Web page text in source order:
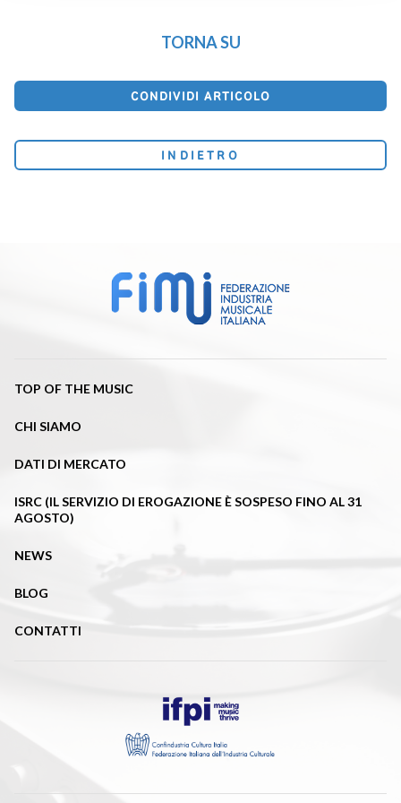
TORNA SU
CONDIVIDI ARTICOLO
INDIETRO
TOP OF THE MUSIC
CHI SIAMO
DATI DI MERCATO
ISRC (IL SERVIZIO DI EROGAZIONE È SOSPESO FINO AL 31
AGOSTO)
NEWS
BLOG
CONTATTI